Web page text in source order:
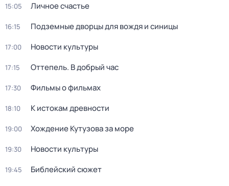
15:05 Личное счастье
16:15 Подземные дворцы для вождя и синицы
17:00 Новости культуры
17:15 Оттепель. В добрый час
17:30 Фильмы о фильмах
18:10 К истокам древности
19:00 Хождение Кутузова за море
19:30 Новости культуры
19:45 Библейский сюжет